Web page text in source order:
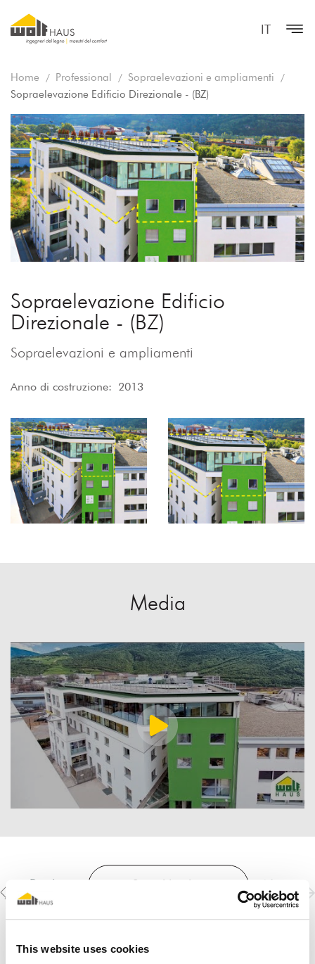
This website uses cookies
IT
Home Professional
Sopraelevazioni e ampliamenti
Sopraelevazione Edificio Direzionale - (BZ)
Sopraelevazione Edificio
Direzionale - (BZ)
Sopraelevazioni e ampliamenti
Anno di costruzione: 2013
Media
Previous
project
Scopri le altre
Next
project